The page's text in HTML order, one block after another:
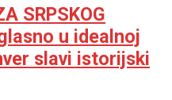
SRPSKOG
u idealnoj
slavi istorijski